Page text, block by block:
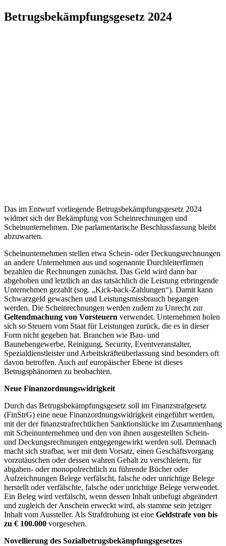
Zum
Inhalt
Betrugsbekämpfungsgesetz 2024
Das im Entwurf vorliegende Betrugsbekämpfungsgesetz 2024
widmet sich der Bekämpfung von Scheinrechnungen und
Scheinunternehmen. Die parlamentarische Beschlussfassung bleibt
abzuwarten.
Scheinunternehmen stellen etwa Schein- oder Deckungsrechnungen
an andere Unternehmen aus und sogenannte Durchleiterfirmen
bezahlen die Rechnungen zunächst. Das Geld wird dann bar
abgehoben und letztlich an das tatsächlich die Leistung erbringende
Unternehmen gezahlt (sog. „Kick-back-Zahlungen“). Damit kann
Schwarzgeld gewaschen und Leistungsmissbrauch begangen
werden. Die Scheinrechnungen werden zudem zu Unrecht zur
Geltendmachung von Vorsteuern verwendet. Unternehmen holen
sich so Steuern vom Staat für Leistungen zurück, die es in dieser
Form nicht gegeben hat. Branchen wie Bau- und
Baunebengewerbe, Reinigung, Security, Eventveranstalter,
Spezialdienstleister und Arbeitskräfteüberlassung sind besonders oft
davon betroffen. Auch auf europäischer Ebene ist dieses
Betrugsphänomen zu beobachten.
Neue Finanzordnungswidrigkeit
Durch das Betrugsbekämpfungsgesetz soll im Finanzstrafgesetz
(FinStrG) eine neue Finanzordnungswidrigkeit eingeführt werden,
mit der der finanzstrafrechtlichen Sanktionslücke im Zusammenhang
mit Scheinunternehmen und den von ihnen ausgestellten Schein-
und Deckungsrechnungen entgegengewirkt werden soll. Demnach
macht sich strafbar, wer mit dem Vorsatz, einen Geschäftsvorgang
vorzutäuschen oder dessen wahren Gehalt zu verschleiern, für
abgaben- oder monopolrechtlich zu führende Bücher oder
Aufzeichnungen Belege verfälscht, falsche oder unrichtige Belege
herstellt oder verfälschte, falsche oder unrichtige Belege verwendet.
Ein Beleg wird verfälscht, wenn dessen Inhalt unbefugt abgeändert
und zugleich der Anschein erweckt wird, als stamme sein jetziger
Inhalt vom Aussteller. Als Strafdrohung ist eine Geldstrafe von bis
zu € 100.000 vorgesehen.
Novellierung des Sozialbetrugsbekämpfungsgesetzes